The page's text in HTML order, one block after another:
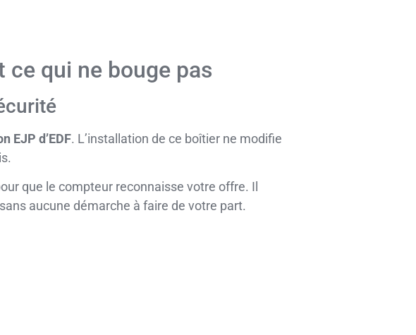
ce qui ne bouge pas
EJP d’EDF. L’installation de ce boîtier ne modifie
que le compteur reconnaisse votre offre. Il
aucune démarche à faire de votre part.